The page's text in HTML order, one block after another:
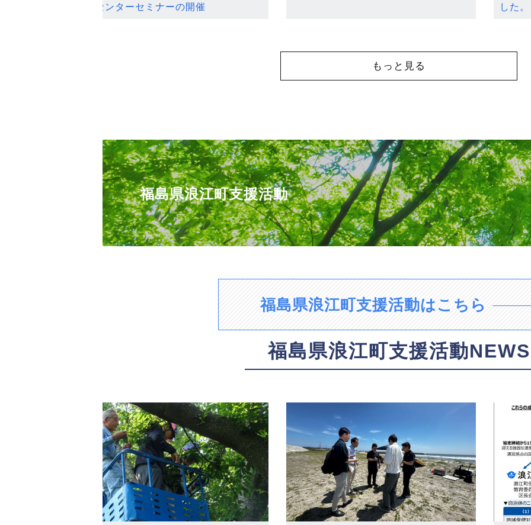
ンセンターセミナーの開催
した。
もっと見る
福島県浪江町支援活動
福島県浪江町支援活動はこちら
福島県浪江町支援活動NEWS